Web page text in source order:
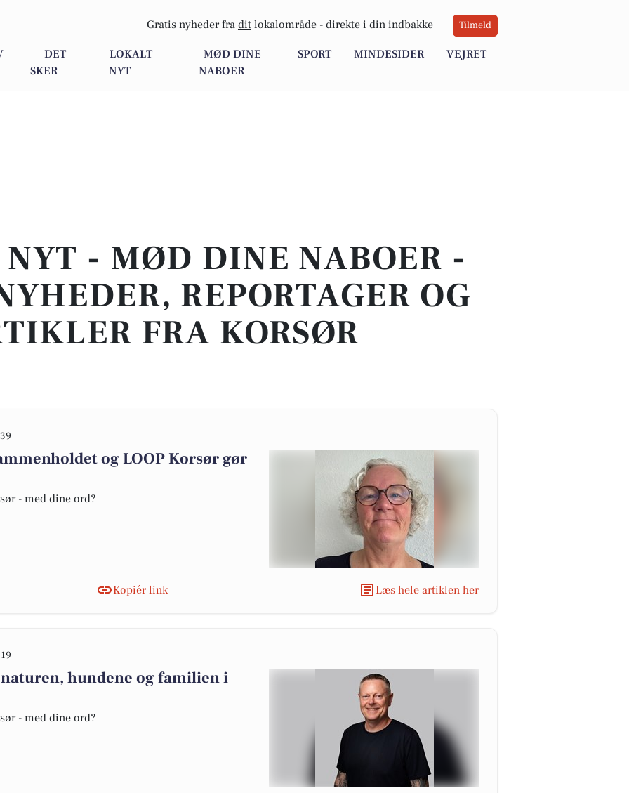
Gratis nyheder fra dit lokalområde - direkte i din indbakke Tilmeld
DET
SKER
LOKALT
NYT
MØD DINE
NABOER
SPORT MINDESIDER VEJRET
NYT - MØD DINE NABOER -
REPORTAGER OG
FRA KORSØR
og LOOP Korsør gør
- med dine ord?
Kopiér link Læs hele artiklen her
hundene og familien i
- med dine ord?